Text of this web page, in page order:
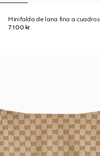
Minifalda de lana fina a cuadros
7.100 kr.